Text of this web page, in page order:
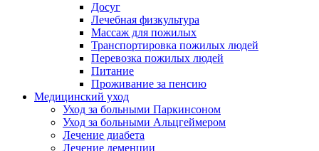
Досуг
Лечебная физкультура
Массаж для пожилых
Транспортировка пожилых людей
Перевозка пожилых людей
Питание
Проживание за пенсию
Медицинский уход
Уход за больными Паркинсоном
Уход за больными Альцгеймером
Лечение диабета
Лечение деменции